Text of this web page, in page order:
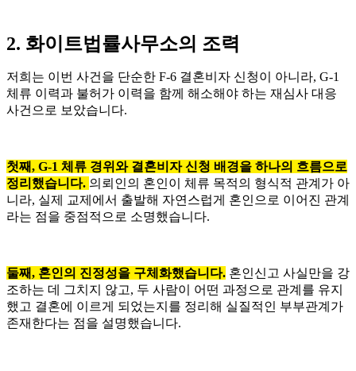
2. 화이트법률사무소의 조력
저희는 이번 사건을 단순한 F-6 결혼비자 신청이 아니라, G-1
체류 이력과 불허가 이력을 함께 해소해야 하는 재심사 대응
사건으로 보았습니다.
첫째, G-1 체류 경위와 결혼비자 신청 배경을 하나의 흐름으로
정리했습니다. 의뢰인의 혼인이 체류 목적의 형식적 관계가 아
니라, 실제 교제에서 출발해 자연스럽게 혼인으로 이어진 관계
라는 점을 중점적으로 소명했습니다.
둘째, 혼인의 진정성을 구체화했습니다. 혼인신고 사실만을 강
조하는 데 그치지 않고, 두 사람이 어떤 과정으로 관계를 유지
했고 결혼에 이르게 되었는지를 정리해 실질적인 부부관계가
존재한다는 점을 설명했습니다.